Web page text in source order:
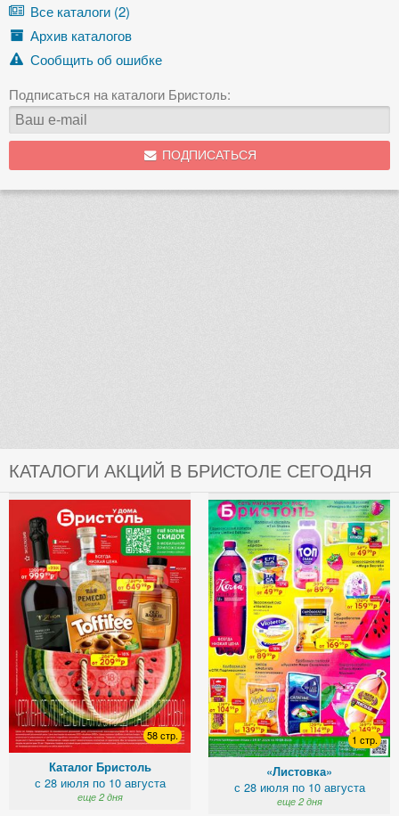
Все каталоги (2)
Архив каталогов
Сообщить об ошибке
Подписаться на каталоги Бристоль:
ПОДПИСАТЬСЯ
КАТАЛОГИ АКЦИЙ В БРИСТОЛЕ СЕГОДНЯ
58 стр.
Каталог Бристоль
с 28 июля по 10 августа
еще 2 дня
1 стр.
«Листовка»
с 28 июля по 10 августа
еще 2 дня